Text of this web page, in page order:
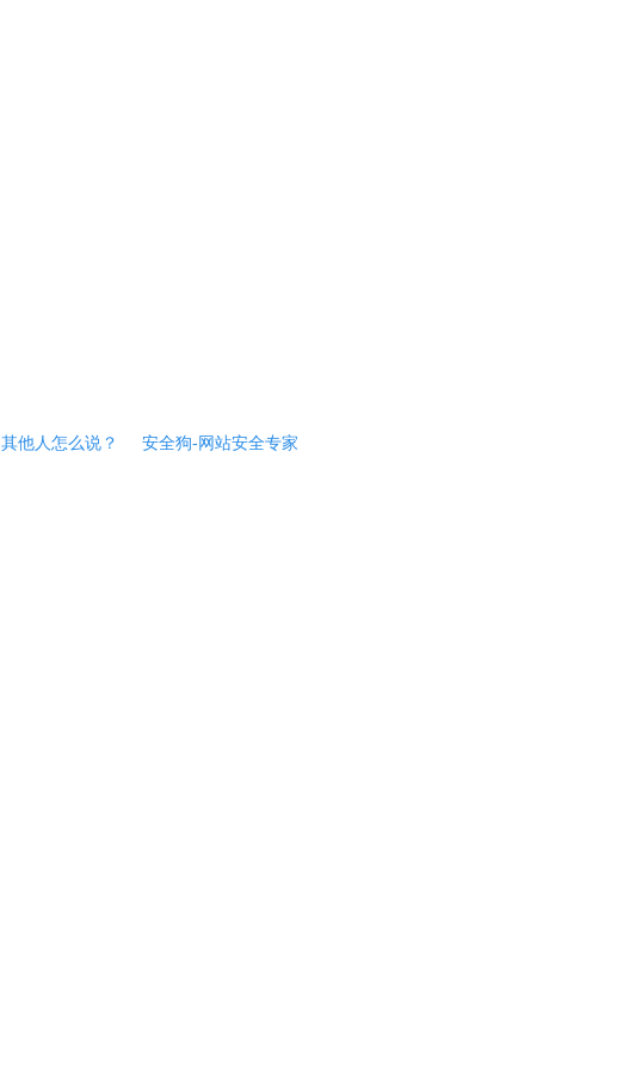
其他人怎么说？ 安全狗-网站安全专家